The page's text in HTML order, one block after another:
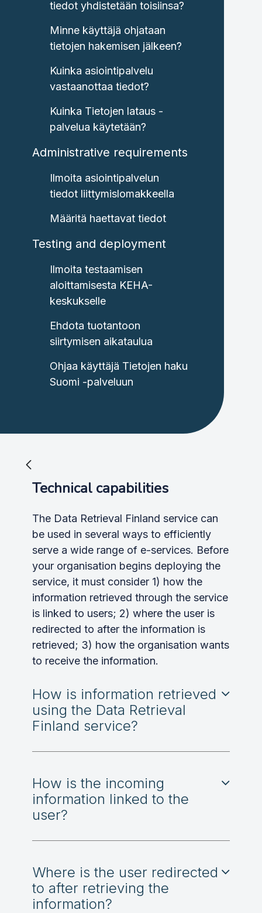
tiedot yhdistetään toisiinsa?
Minne käyttäjä ohjataan
tietojen hakemisen jälkeen?
Kuinka asiointipalvelu
vastaanottaa tiedot?
Kuinka Tietojen lataus -
palvelua käytetään?
Administrative requirements
Ilmoita asiointipalvelun
tiedot liittymislomakkeella
Määritä haettavat tiedot
Testing and deployment
Ilmoita testaamisen
aloittamisesta KEHA-
keskukselle
Ehdota tuotantoon
siirtymisen aikataulua
Ohjaa käyttäjä Tietojen haku
Suomi -palveluun
Technical capabilities
The Data Retrieval Finland service can
be used in several ways to efficiently
serve a wide range of e-services. Before
your organisation begins deploying the
service, it must consider 1) how the
information retrieved through the service
is linked to users; 2) where the user is
redirected to after the information is
retrieved; 3) how the organisation wants
to receive the information.
How is information retrieved
using the Data Retrieval
Finland service?
How is the incoming
information linked to the
user?
Where is the user redirected
to after retrieving the
information?